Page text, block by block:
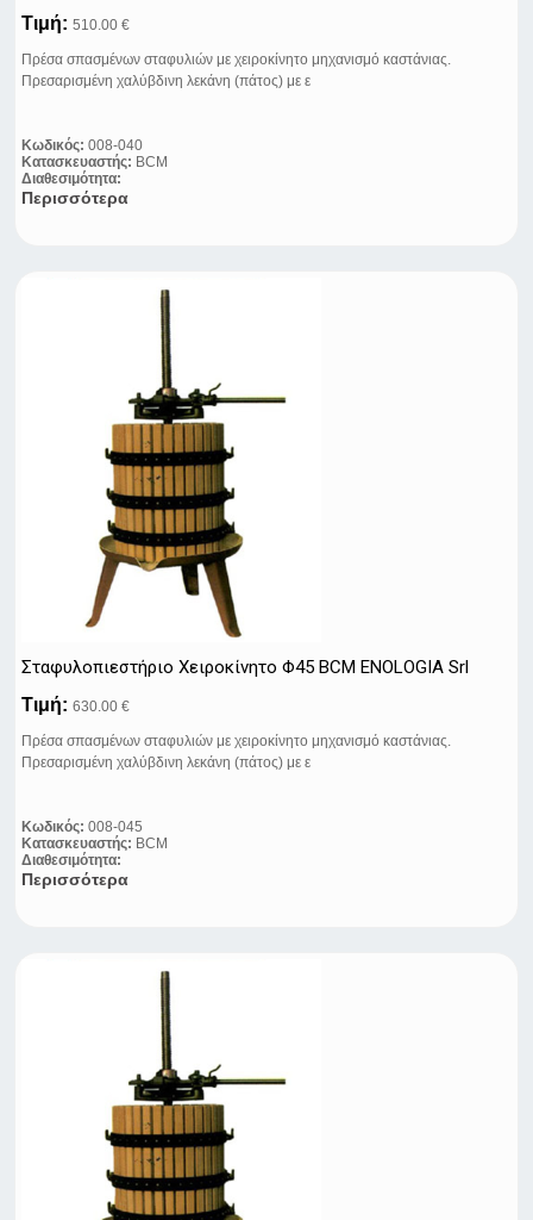
Τιμή: 510.00 €
Πρέσα σπασμένων σταφυλιών με χειροκίνητο μηχανισμό καστάνιας.
Πρεσαρισμένη χαλύβδινη λεκάνη (πάτος) με ε
Κωδικός: 008-040
Κατασκευαστής: BCM
Διαθεσιμότητα:
Περισσότερα
Σταφυλοπιεστήριo Xειροκίνητo Φ45 BCM ENOLOGIA Srl
Τιμή: 630.00 €
Πρέσα σπασμένων σταφυλιών με χειροκίνητο μηχανισμό καστάνιας.
Πρεσαρισμένη χαλύβδινη λεκάνη (πάτος) με ε
Κωδικός: 008-045
Κατασκευαστής: BCM
Διαθεσιμότητα:
Περισσότερα